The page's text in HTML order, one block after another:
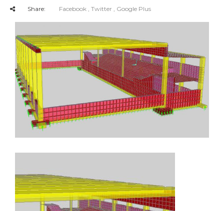
Share: Facebook , Twitter , Google Plus